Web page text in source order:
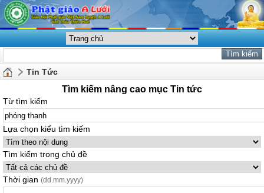
Tin Tức
Tìm kiếm nâng cao mục Tin tức
Từ tìm kiếm
Lựa chọn kiểu tìm kiếm
Tìm kiếm trong chủ đề
Thời gian (dd.mm.yyyy)